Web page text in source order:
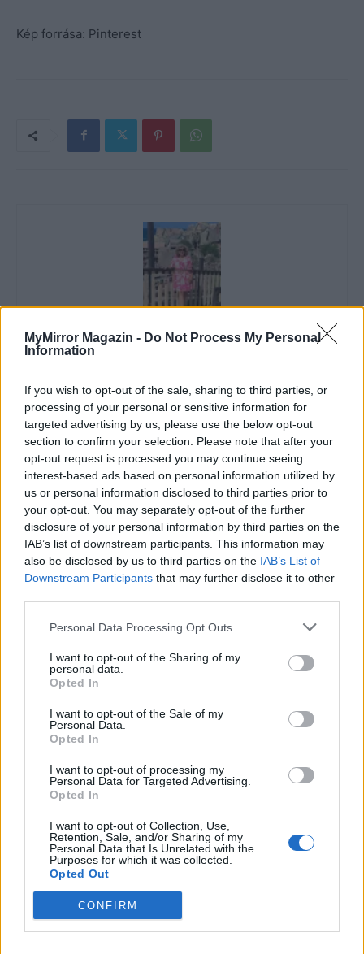
MyMirror Magazin - Do Not Process My Personal
Information
If you wish to opt-out of the sale, sharing to third parties, or
processing of your personal or sensitive information for
targeted advertising by us, please use the below opt-out
section to confirm your selection. Please note that after your
opt-out request is processed you may continue seeing
interest-based ads based on personal information utilized by
us or personal information disclosed to third parties prior to
your opt-out. You may separately opt-out of the further
disclosure of your personal information by third parties on the
IAB’s list of downstream participants. This information may
also be disclosed by us to third parties on the IAB’s List of
Downstream Participants that may further disclose it to other
Personal Data Processing Opt Outs
I want to opt-out of the Sharing of my
personal data.
Opted In
I want to opt-out of the Sale of my
Personal Data.
Opted In
I want to opt-out of processing my
Personal Data for Targeted Advertising.
Opted In
I want to opt-out of Collection, Use,
Retention, Sale, and/or Sharing of my
Personal Data that Is Unrelated with the
Purposes for which it was collected.
Opted Out
CONFIRM
Kép forrása: Pinterest
Imre Hilda
szabadidőmben írok. Szeretek belesni a hétköznapok függönye
mögé és közben keresem az embert, a nőt a jól legyártott álarcok
mögött. Néha meséket is írok, de gyakrabban novellákat,
cikkeket és apró vicces történeteket.
KAPCSOLÓDÓ CIKKEK TÖBB A SZERZŐTŐL
Minka 14. rész
Minka 13. rész
Halál a Tresco-szigeten – A Josh
Clayton-ügy
HOZZÁSZÓLOK A CIKKHEZ